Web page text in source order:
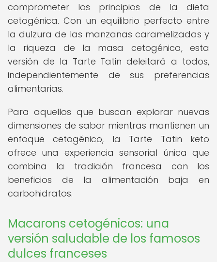
comprometer los principios de la dieta
cetogénica. Con un equilibrio perfecto entre
la dulzura de las manzanas caramelizadas y
la riqueza de la masa cetogénica, esta
versión de la Tarte Tatin deleitará a todos,
independientemente de sus preferencias
alimentarias.
Para aquellos que buscan explorar nuevas
dimensiones de sabor mientras mantienen un
enfoque cetogénico, la Tarte Tatin keto
ofrece una experiencia sensorial única que
combina la tradición francesa con los
beneficios de la alimentación baja en
carbohidratos.
Macarons cetogénicos: una
versión saludable de los famosos
dulces franceses